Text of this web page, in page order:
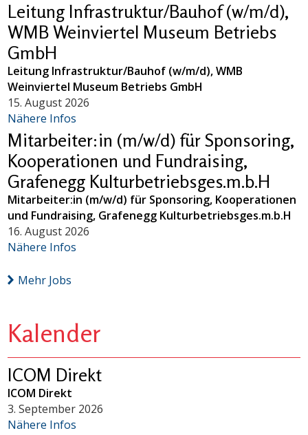
Leitung Infrastruktur/Bauhof (w/m/d),
WMB Weinviertel Museum Betriebs
GmbH
Leitung Infrastruktur/Bauhof (w/m/d), WMB
Weinviertel Museum Betriebs GmbH
15. August 2026
Nähere Infos
Mitarbeiter:in (m/w/d) für Sponsoring,
Kooperationen und Fundraising,
Grafenegg Kulturbetriebsges.m.b.H
Mitarbeiter:in (m/w/d) für Sponsoring, Kooperationen
und Fundraising, Grafenegg Kulturbetriebsges.m.b.H
16. August 2026
Nähere Infos
Mehr Jobs
Kalender
ICOM Direkt
ICOM Direkt
3. September 2026
Nähere Infos